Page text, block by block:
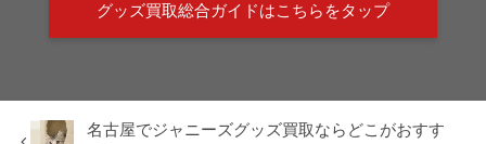
グッズ買取総合ガイドはこちらをタップ
名古屋でジャニーズグッズ買取ならどこがおすす